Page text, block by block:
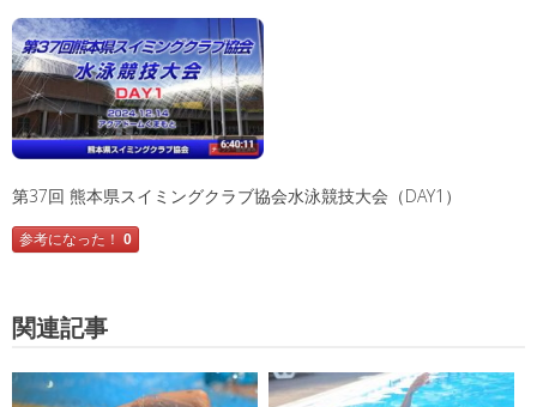
第37回 熊本県スイミングクラブ協会水泳競技大会（DAY1）
参考になった！ 0
関連記事